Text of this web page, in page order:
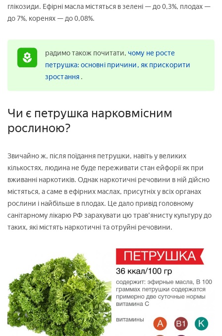
глікозиди. Ефірні масла містяться в зелені — до 0,3%, плодах —
до 7%, коренях — до 0,08%.
радимо також почитати, чому не росте
петрушка: основні причини, як прискорити
зростання .
Чи є петрушка нарковмісним
рослиною?
Звичайно ж, після поїдання петрушки, навіть у великих
кількостях, людина не буде переживати стан ейфорії як при
вживанні наркотиків. Однак наркотичні речовини в ній дійсно
містяться, а саме в ефірних маслах, присутніх у всіх органах
рослини і найбільше в плодах. Це дало привід головному
санітарному лікарю РФ зарахувати цю трав'янисту культуру до
таких, які містять наркотичні та отруйні речовини.